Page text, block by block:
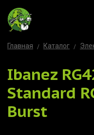
Главная Каталог
Ibanez
Standard
Burst